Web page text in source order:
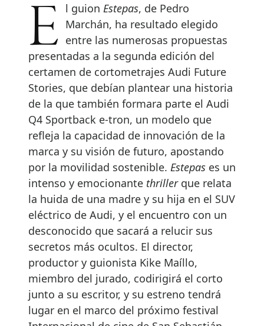
El guionEstepas, de Pedro
Marchán, ha resultado elegido
entre las numerosas propuestas
presentadas a la segunda edición del
certamen de cortometrajes Audi Future
Stories, que debían plantear una historia
de la que también formara parte el Audi
Q4 Sportback e-tron, un modelo que
refleja la capacidad de innovación de la
marca y su visión de futuro, apostando
por la movilidad sostenible. Estepas es un
intenso y emocionante thriller que relata
la huida de una madre y su hija en el SUV
eléctrico de Audi, y el encuentro con un
desconocido que sacará a relucir sus
secretos más ocultos. El director,
productor y guionista Kike Maíllo,
miembro del jurado, codirigirá el corto
junto a su escritor, y su estreno tendrá
lugar en el marco del próximo festival